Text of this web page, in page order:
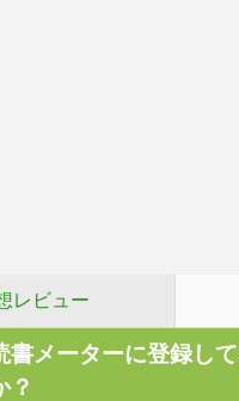
レビュー
書メーターに登録し
？